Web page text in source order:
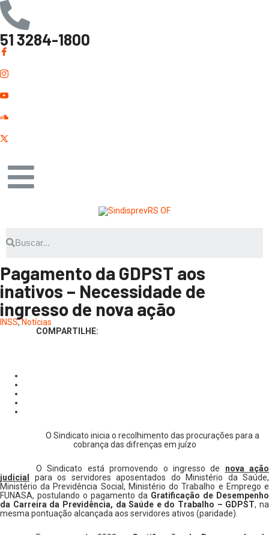
51 3284-1800
Pagamento da GDPST aos
inativos – Necessidade de
ingresso de nova ação
INSS,Notícias
COMPARTILHE:
O Sindicato inicia o recolhimento das procurações para a
cobrança das difrenças em juízo
O Sindicato está promovendo o ingresso de nova ação
judicial
para os servidores aposentados do Ministério da Saúde,
Ministério da Previdência Social, Ministério do Trabalho e Emprego e
FUNASA, postulando o pagamento da Gratificação de Desempenho
da Carreira da Previdência, da Saúde e do Trabalho – GDPST, na
mesma pontuação alcançada aos servidores ativos (paridade).